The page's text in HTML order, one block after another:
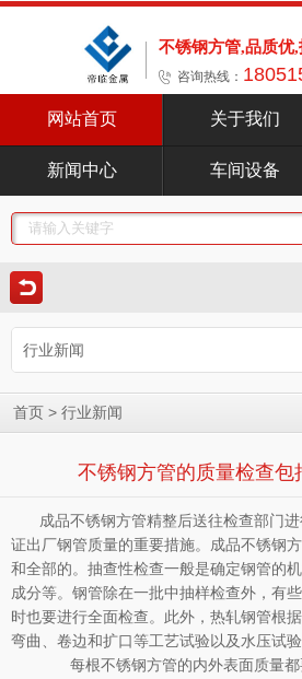
不锈钢方管,品质优
咨询热线：
网站首页 关于我们
新闻中心 车间设备
行业新闻
首页 > 行业新闻
不锈钢方管的质量检查包
成品不锈钢方管精整后送往检查部门
证出厂钢管质量的重要措施。成品不锈钢
和全部的。抽查性检查一般是确定钢管的
成分等。钢管除在一批中抽样检查外，有
时也要进行全面检查。此外，热轧钢管根
弯曲、卷边和扩口等工艺试验以及水压试验
每根不锈钢方管的内外表面质量都